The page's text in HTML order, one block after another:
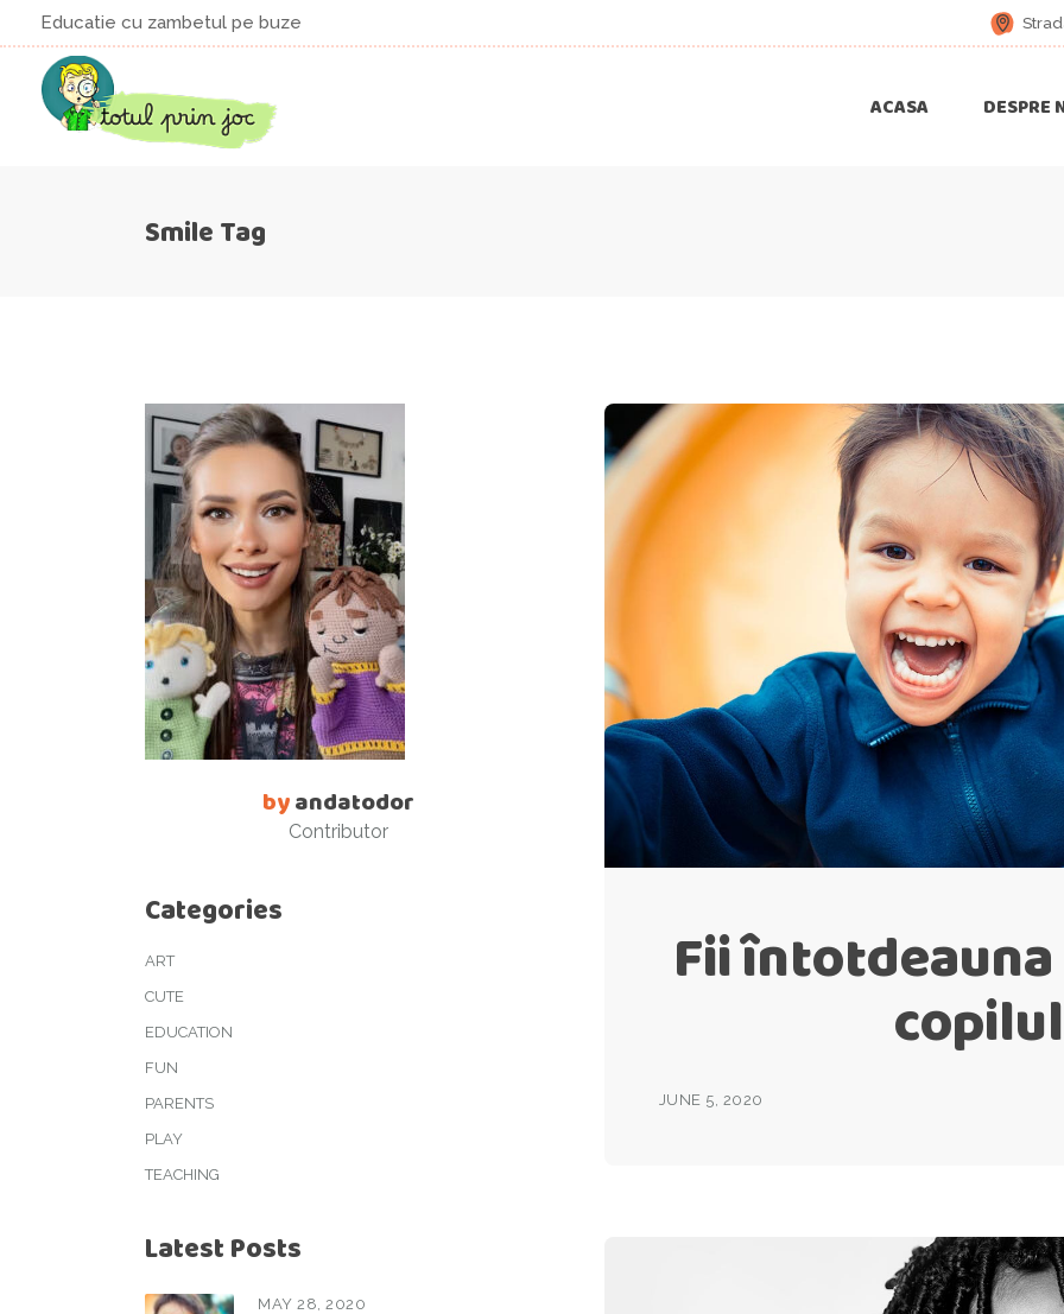
Educatie cu zambetul pe buze
ACASA DESPRE
Smile Tag
Fii
JUNE 5, 2020
byandatodor
Contributor
Categories
ART
CUTE
EDUCATION
FUN
PARENTS
PLAY
TEACHING
Latest Posts
MAY 28, 2020